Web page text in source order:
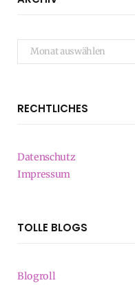
Archiv
RECHTLICHES
Datenschutz
Impressum
TOLLE BLOGS
Blogroll